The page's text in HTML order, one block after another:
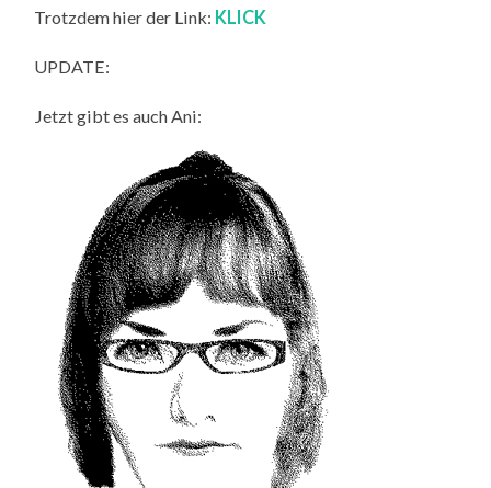
Trotzdem hier der Link: KLICK
UPDATE:
Jetzt gibt es auch Ani: